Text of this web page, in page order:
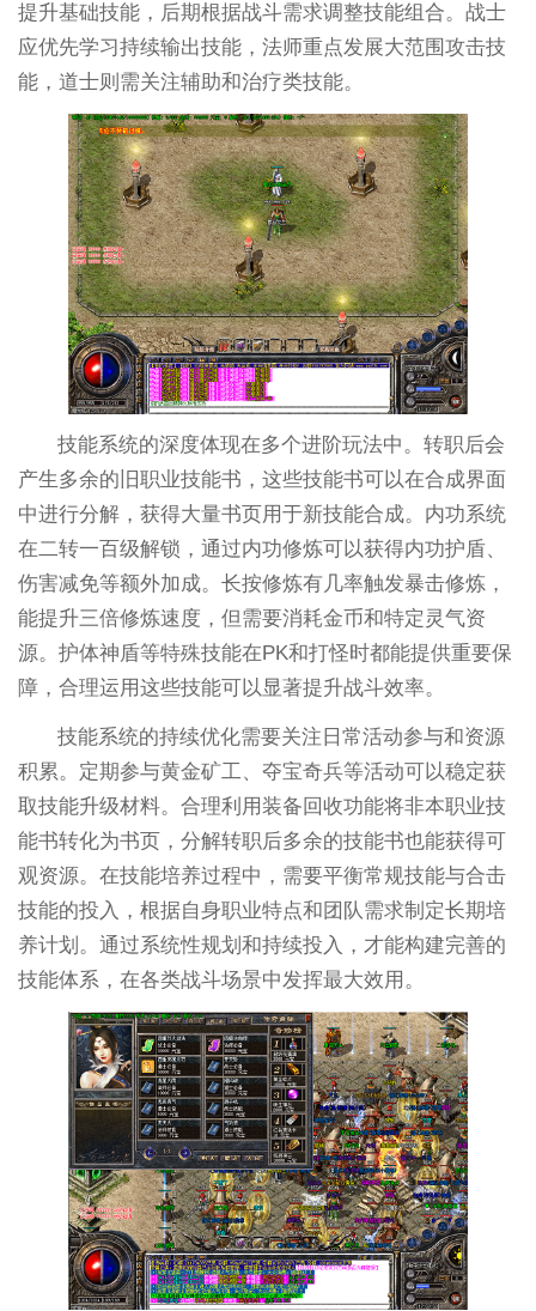
提升基础技能，后期根据战斗需求调整技能组合。战士
应优先学习持续输出技能，法师重点发展大范围攻击技
能，道士则需关注辅助和治疗类技能。
技能系统的深度体现在多个进阶玩法中。转职后会
产生多余的旧职业技能书，这些技能书可以在合成界面
中进行分解，获得大量书页用于新技能合成。内功系统
在二转一百级解锁，通过内功修炼可以获得内功护盾、
伤害减免等额外加成。长按修炼有几率触发暴击修炼，
能提升三倍修炼速度，但需要消耗金币和特定灵气资
源。护体神盾等特殊技能在PK和打怪时都能提供重要保
障，合理运用这些技能可以显著提升战斗效率。
技能系统的持续优化需要关注日常活动参与和资源
积累。定期参与黄金矿工、夺宝奇兵等活动可以稳定获
取技能升级材料。合理利用装备回收功能将非本职业技
能书转化为书页，分解转职后多余的技能书也能获得可
观资源。在技能培养过程中，需要平衡常规技能与合击
技能的投入，根据自身职业特点和团队需求制定长期培
养计划。通过系统性规划和持续投入，才能构建完善的
技能体系，在各类战斗场景中发挥最大效用。